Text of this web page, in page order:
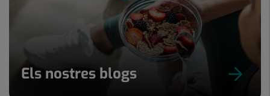
Els nostres blogs